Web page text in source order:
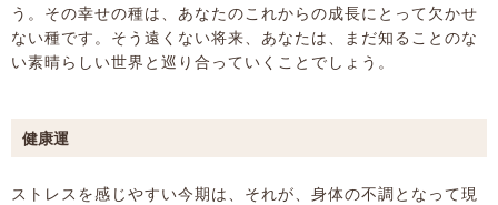
う。その幸せの種は、あなたのこれからの成長にとって欠かせ
ない種です。そう遠くない将来、あなたは、まだ知ることのな
い素晴らしい世界と巡り合っていくことでしょう。
健康運
ストレスを感じやすい今期は、それが、身体の不調となって現